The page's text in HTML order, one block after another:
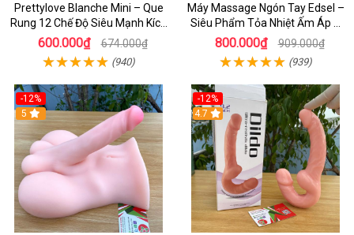
Prettylove Blanche Mini – Que
Rung 12 Chế Độ Siêu Mạnh Kích
Thích Điểm G Đê Mê
600.000₫ 674.000₫
(940)
Máy Massage Ngón Tay Edsel –
Siêu Phẩm Tỏa Nhiệt Ấm Áp &
Rung Móc Thăng Hoa
800.000₫ 909.000₫
(939)
-12%
5
-12%
4.7